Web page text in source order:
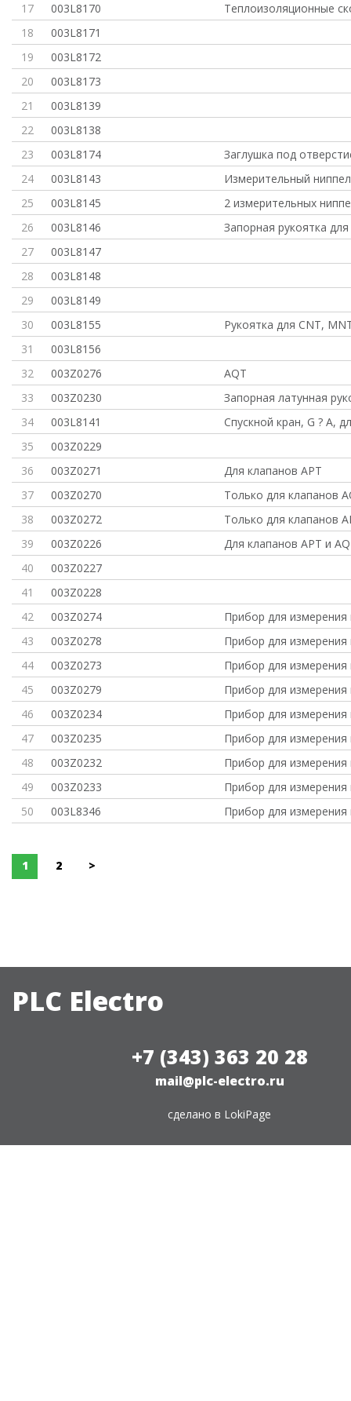
17
003L8170
Теплоизоляционные
18
003L8171
19
003L8172
20
003L8173
21
003L8139
22
003L8138
23
003L8174
Заглушка под
24
003L8143
Измерительный
25
003L8145
2 измерительных
26
003L8146
Запорная рукоятка
27
003L8147
28
003L8148
29
003L8149
30
003L8155
Рукоятка для CNT,
31
003L8156
32
003Z0276
AQT
33
003Z0230
Запорная латунная
34
003L8141
Спускной кран, G ? A,
35
003Z0229
36
003Z0271
Для клапанов APT
37
003Z0270
Только для клапанов
38
003Z0272
Только для клапанов
39
003Z0226
Для клапанов APT и
40
003Z0227
41
003Z0228
42
003Z0274
Прибор для измерения
43
003Z0278
Прибор для измерения
44
003Z0273
Прибор для измерения
45
003Z0279
Прибор для измерения
46
003Z0234
Прибор для измерения
47
003Z0235
Прибор для измерения
48
003Z0232
Прибор для измерения
49
003Z0233
Прибор для измерения
50
003L8346 Прибор для измерения
1 2 >
PLC Electro
+7 (343) 363 20 28
mail@plc-electro.ru
сделано в LokiPage